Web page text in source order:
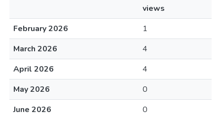
views
February 2026
1
March 2026
4
April 2026
4
May 2026
0
June 2026
0